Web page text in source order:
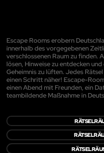
Escape Rooms erobern
innerhalb des vorgegebenen
verschlossenen Raum zu finden.
lösen, Hinweise zu entdecken
Geheimnis zu lüften. Jedes
einen Schritt näher! Escape-
einen Abend mit Freunden, ein
teambildende Maßnahme in